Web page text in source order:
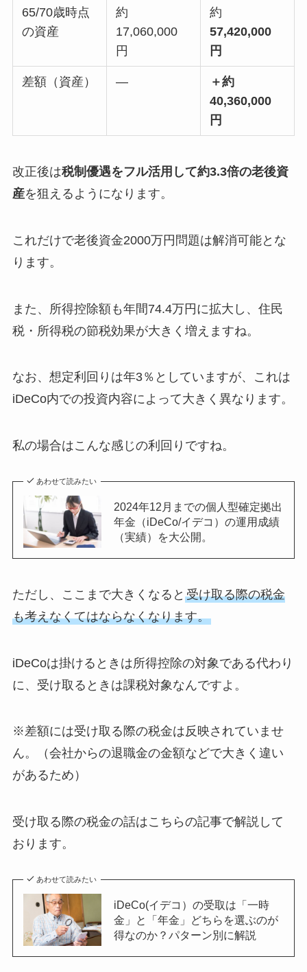
65/70歳時点
の資産
約
17,060,000
円
約
57,420,000
円
差額（資産） —
＋約
40,360,000
円
改正後は税制優遇をフル活用して約3.3倍の老後資
産を狙えるようになります。
これだけで老後資金2000万円問題は解消可能とな
ります。
また、所得控除額も年間74.4万円に拡大し、住民
税・所得税の節税効果が大きく増えますね。
なお、想定利回りは年3％としていますが、これは
iDeCo内での投資内容によって大きく異なります。
私の場合はこんな感じの利回りですね。
あわせて読みたい
2024年12月までの個人型確定拠出
年金（iDeCo/イデコ）の運用成績
（実績）を大公開。
ただし、ここまで大きくなると 受け取る際の税金
も考えなくてはならなくなります。
iDeCoは掛けるときは所得控除の対象である代わり
に、受け取るときは課税対象なんですよ。
※差額には受け取る際の税金は反映されていませ
ん。（会社からの退職金の金額などで大きく違い
があるため）
受け取る際の税金の話はこちらの記事で解説して
おります。
あわせて読みたい
iDeCo(イデコ）の受取は「一時
金」と「年金」どちらを選ぶのが
得なのか？パターン別に解説